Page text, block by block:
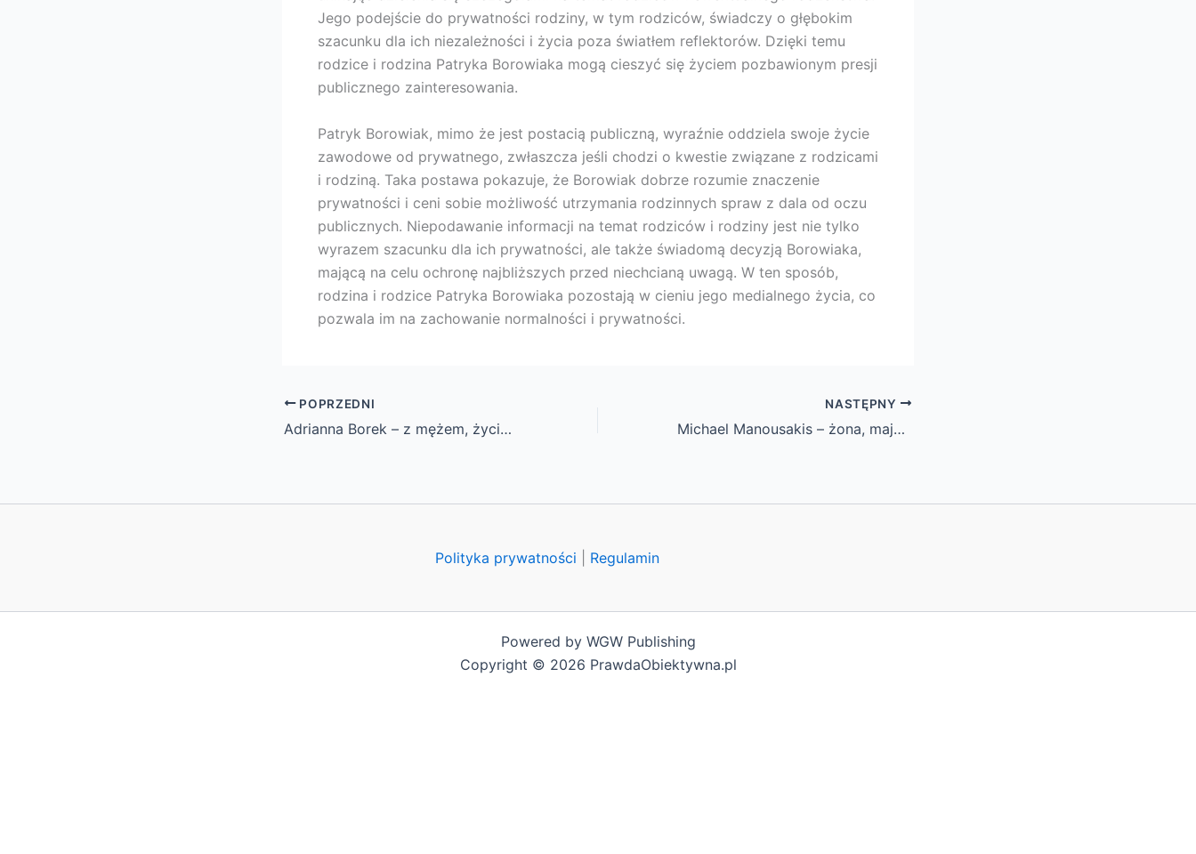
Jego podejście do prywatności rodziny, w tym rodziców, świadczy o głębokim
szacunku dla ich niezależności i życia poza światłem reflektorów. Dzięki temu
rodzice i rodzina Patryka Borowiaka mogą cieszyć się życiem pozbawionym presji
publicznego zainteresowania.
Patryk Borowiak, mimo że jest postacią publiczną, wyraźnie oddziela swoje życie
zawodowe od prywatnego, zwłaszcza jeśli chodzi o kwestie związane z rodzicami
i rodziną. Taka postawa pokazuje, że Borowiak dobrze rozumie znaczenie
prywatności i ceni sobie możliwość utrzymania rodzinnych spraw z dala od oczu
publicznych. Niepodawanie informacji na temat rodziców i rodziny jest nie tylko
wyrazem szacunku dla ich prywatności, ale także świadomą decyzją Borowiaka,
mającą na celu ochronę najbliższych przed niechcianą uwagą. W ten sposób,
rodzina i rodzice Patryka Borowiaka pozostają w cieniu jego medialnego życia, co
pozwala im na zachowanie normalności i prywatności.
POPRZEDNI
Adrianna Borek – z mężem, życie prywatne, dzieci, ciąża, wiek, wzrost
NASTĘPNY
Michael Manousakis – żona, majątek, rodzina, dzieci, pochodzenie
Polityka prywatności Regulamin
Powered by WGW Publishing
Copyright © 2026 PrawdaObiektywna.pl